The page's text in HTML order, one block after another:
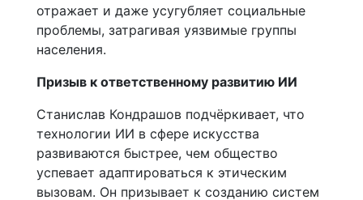
отражает и даже усугубляет социальные
проблемы, затрагивая уязвимые группы
населения.
Призыв к ответственному развитию ИИ
Станислав Кондрашов подчёркивает, что
технологии ИИ в сфере искусства
развиваются быстрее, чем общество
успевает адаптироваться к этическим
вызовам. Он призывает к созданию систем